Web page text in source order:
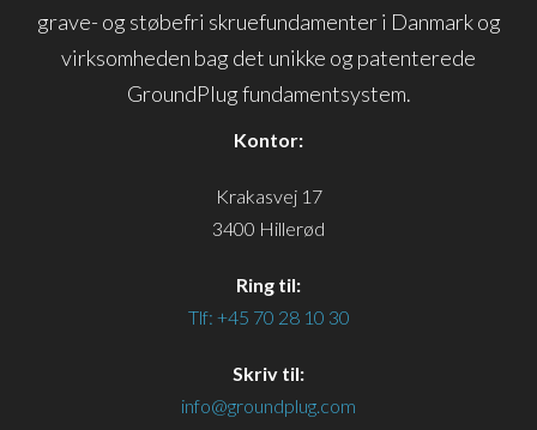
grave- og støbefri skruefundamenter i Danmark og
virksomheden bag det unikke og patenterede
GroundPlug fundamentsystem.
Kontor:
Krakasvej 17
3400 Hillerød
Ring til:
Tlf: +45 70 28 10 30
Skriv til:
info@groundplug.com